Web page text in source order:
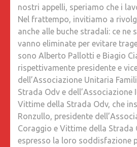
nostri appelli, speriamo che i
Nel frattempo, invitiamo a
anche alle buche stradali: ce ne
vanno eliminate per evitare
sono Alberto Pallotti e Biagio
rispettivamente presidente e
dell’Associazione Unitaria
Strada Odv e dell’Associazione
Vittime della Strada Odv, che
Ronzullo, presidente
Coraggio e Vittime della Strada
espresso la loro soddisfazione